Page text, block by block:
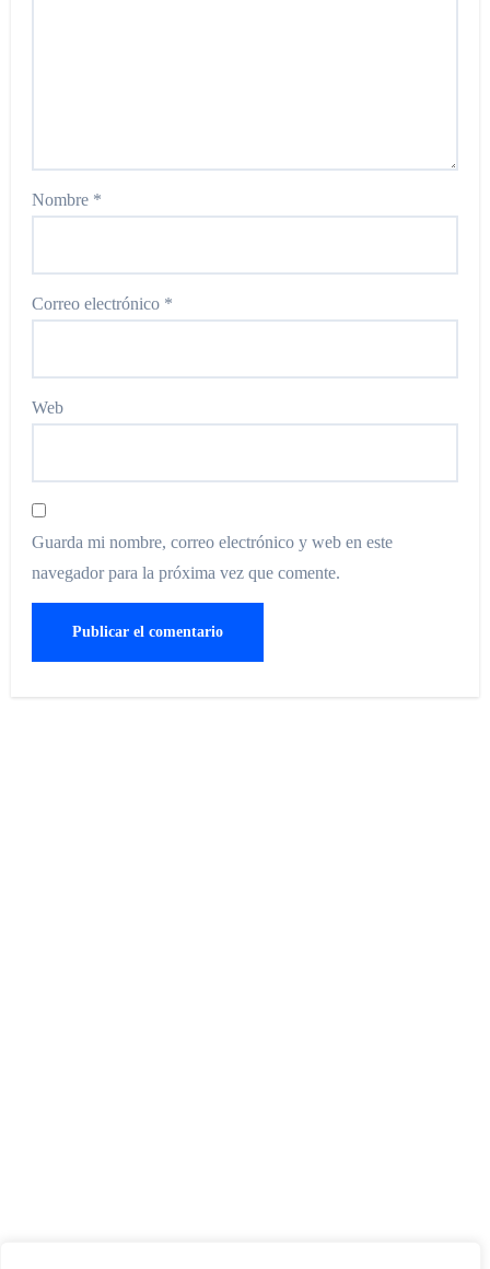
Nombre *
Correo electrónico *
Web
Guarda mi nombre, correo electrónico y web en este
navegador para la próxima vez que comente.